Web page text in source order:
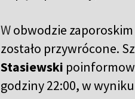
Wobwodzie
zostało przywrócone.
Stasiewski
godziny 22:00, w